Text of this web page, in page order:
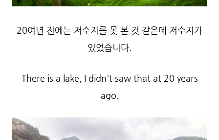
20여년 전에는 저수지를 못 본 것 같은데 저수지가
있었습니다.
There is a lake, I didn't saw that at 20 years
ago.